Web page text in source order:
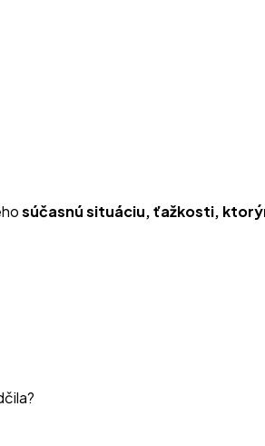
súčasnú situáciu, ťažkosti,